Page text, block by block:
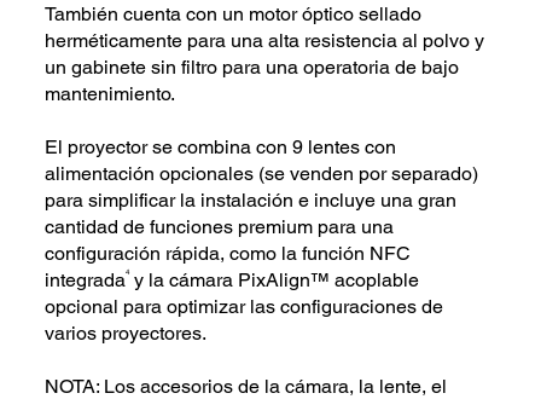
También cuenta con un motor óptico sellado
herméticamente para una alta resistencia al polvo y
un gabinete sin filtro para una operatoria de bajo
mantenimiento.
El proyector se combina con 9 lentes con
alimentación opcionales (se venden por separado)
para simplificar la instalación e incluye una gran
cantidad de funciones premium para una
configuración rápida, como la función NFC
integrada4 y la cámara PixAlign™ acoplable
opcional para optimizar las configuraciones de
varios proyectores.
NOTA: Los accesorios de la cámara, la lente, el